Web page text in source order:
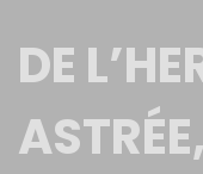
DE